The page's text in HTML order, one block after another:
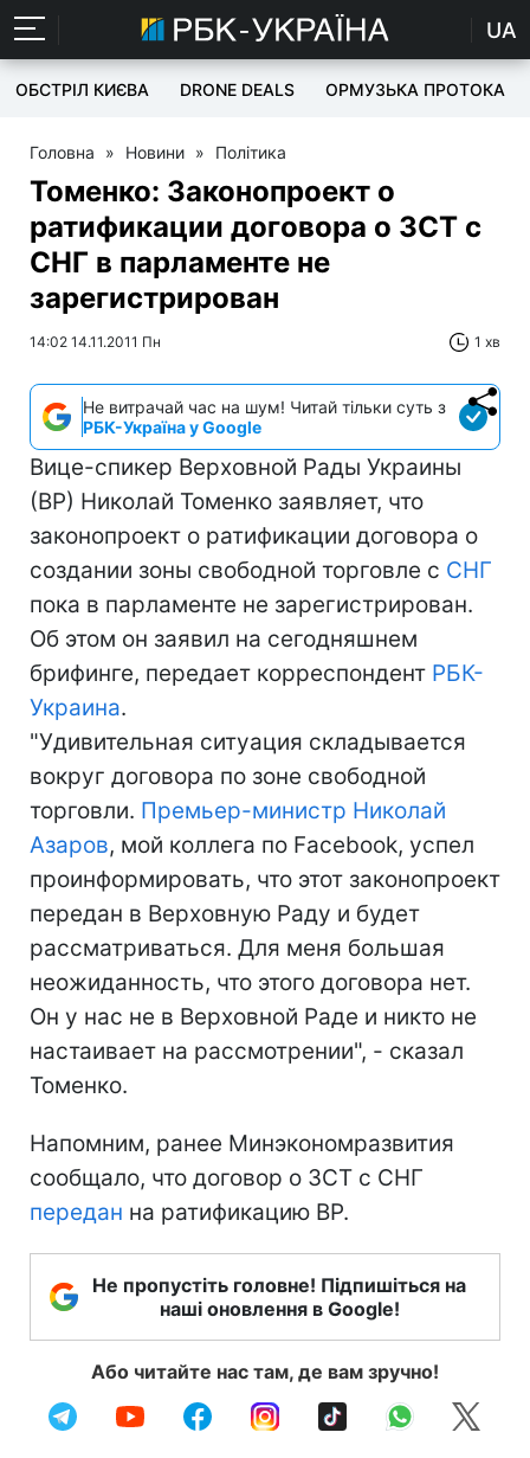
UA
ОБСТРІЛ КИЄВА DRONE DEALS ОРМУЗЬКА ПРОТОКА
Головна » Новини » Політика
Томенко: Законопроект о
ратификации договора о ЗСТ с
СНГ в парламенте не
зарегистрирован
14:02 14.11.2011 Пн 1 хв
Не витрачай час на шум! Читай тільки суть з
РБК-Україна у Google
Вице-спикер Верховной Рады Украины
(ВР) Николай Томенко заявляет, что
законопроект о ратификации договора о
создании зоны свободной торговле с СНГ
пока в парламенте не зарегистрирован.
Об этом он заявил на сегодняшнем
брифинге, передает корреспондент РБК-
Украина.
"Удивительная ситуация складывается
вокруг договора по зоне свободной
торговли. Премьер-министр Николай
Азаров, мой коллега по Facebook, успел
проинформировать, что этот законопроект
передан в Верховную Раду и будет
рассматриваться. Для меня большая
неожиданность, что этого договора нет.
Он у нас не в Верховной Раде и никто не
настаивает на рассмотрении", - сказал
Томенко.
Напомним, ранее Минэкономразвития
сообщало, что договор о ЗСТ с СНГ
передан на ратификацию ВР.
Не пропустіть головне! Підпишіться на
наші оновлення в Google!
Або читайте нас там, де вам зручно!